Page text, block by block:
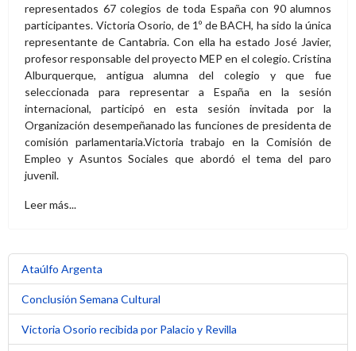
representados 67 colegios de toda España con 90 alumnos
participantes. Victoria Osorio, de 1º de BACH, ha sido la única
representante de Cantabria. Con ella ha estado José Javier,
profesor responsable del proyecto MEP en el colegio. Cristina
Alburquerque, antigua alumna del colegio y que fue
seleccionada para representar a España en la sesión
internacional, participó en esta sesión invitada por la
Organización desempeñanado las funciones de presidenta de
comisión parlamentaria.Victoria trabajo en la Comisión de
Empleo y Asuntos Sociales que abordó el tema del paro
juvenil.
Leer más...
Ataúlfo Argenta
Conclusión Semana Cultural
Victoria Osorio recibida por Palacio y Revilla